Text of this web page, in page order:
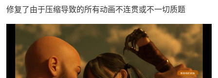
修复了由于压缩导致的所有动画不连贯或不一切质题